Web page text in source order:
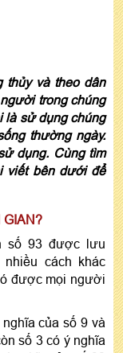
thủy và theo dân
trong chúng
là sử dụng chúng
thường ngày.
dụng. Cùng tìm
viết bên dưới để
GIAN?
số 93 được lưu
cách khác
được mọi người
của số 9 và
số 3 có ý nghĩa